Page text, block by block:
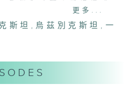
忘錄，與烏茲別克斯坦
81份，涵蓋範圍包括經
技、航空等。即今次訪
過16.5億美元。
更多...
斯坦 , 烏茲別克斯坦 , 一